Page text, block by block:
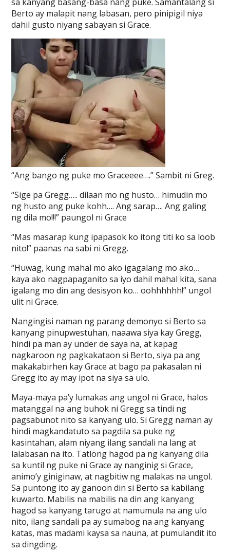
Berto ay malapit nang labasan, pero pinipigil niya
dahil gusto niyang sabayan si Grace.
“Ang bango ng puke mo Graceeee….” Sambit ni Greg.
“Sige pa Gregg….. dilaan mo ng husto… himudin mo
ng husto ang puke kohh…. Ang sarap…. Ang galing
ng dila mo!!!” paungol ni Grace
“Mas masarap kung ipapasok ko itong titi ko sa loob
nito!” paanas na sabi ni Gregg.
“Huwag, kung mahal mo ako igagalang mo ako…
kaya ako nagpapaganito sa iyo dahil mahal kita, sana
igalang mo din ang desisyon ko… oohhhhhh!” ungol
ulit ni Grace.
Nangingisi naman ng parang demonyo si Berto sa
kanyang pinupwestuhan, naaawa siya kay Gregg,
hindi pa man ay under de saya na, at kapag
nagkaroon ng pagkakataon si Berto, siya pa ang
makakabirhen kay Grace at bago pa pakasalan ni
Gregg ito ay may ipot na siya sa ulo.
Maya-maya pa’y lumakas ang ungol ni Grace, halos
matanggal na ang buhok ni Gregg sa tindi ng
pagsabunot nito sa kanyang ulo. Si Gregg naman ay
hindi magkandatuto sa pagdila sa puke ng
kasintahan, alam niyang ilang sandali na lang at
lalabasan na ito. Tatlong hagod pa ng kanyang dila
sa kuntil ng puke ni Grace ay nanginig si Grace,
animo’y giniginaw, at nagbitiw ng malakas na ungol.
Sa puntong ito ay ganoon din si Berto sa kabilang
kuwarto. Mabilis na mabilis na din ang kanyang
hagod sa kanyang tarugo at namumula na ang ulo
nito, ilang sandali pa ay sumabog na ang kanyang
katas, mas madami kaysa sa nauna, at pumulandit ito
sa dingding.